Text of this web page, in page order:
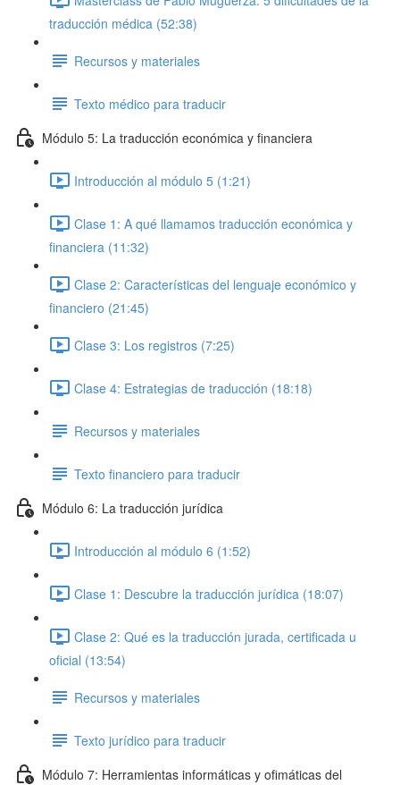
traducción médica (52:38)
Recursos y materiales
Texto médico para traducir
Módulo 5: La traducción económica y financiera
Introducción al módulo 5 (1:21)
Clase 1: A qué llamamos traducción económica y
financiera (11:32)
Clase 2: Características del lenguaje económico y
financiero (21:45)
Clase 3: Los registros (7:25)
Clase 4: Estrategias de traducción (18:18)
Recursos y materiales
Texto financiero para traducir
Módulo 6: La traducción jurídica
Introducción al módulo 6 (1:52)
Clase 1: Descubre la traducción jurídica (18:07)
Clase 2: Qué es la traducción jurada, certificada u
oficial (13:54)
Recursos y materiales
Texto jurídico para traducir
Módulo 7: Herramientas informáticas y ofimáticas del